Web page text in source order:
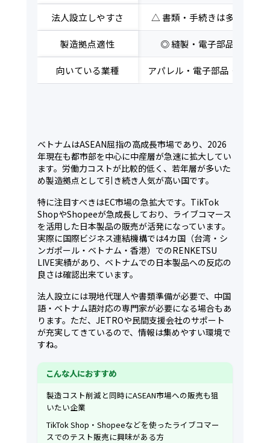
法人設立しやすさ △ 書類・手続きは多いが整
製造拠点適性 ◎ 縫製・電子部品・食品
向いている業種 アパレル・電子部品・化粧品
ベトナムはASEAN屈指の高成長市場であり、2026
年現在も都市部を中心に中産層が急速に拡大してい
ます。労働力コストが比較的低く、若年層が多いた
め製造拠点として引き続き人気が高い国です。
特に注目すべきはEC市場の急拡大です。TikTok
ShopやShopeeが急成長しており、ライブコマース
を活用した日本製品の販売が活発になっています。
実際に国際ビジネス連結機構では4カ国（台湾・シ
ンガポール・ベトナム・香港）でのRENKETSU
LIVE実績があり、ベトナムでの日本製品への反応の
良さは確認出来ています。
法人設立には現地代理人や書類準備が必要で、中国
語・ベトナム語対応の専門家が必要になる場合もあ
ります。ただ、JETROや民間支援会社のサポート
が充実してきているので、情報は集めやすい環境で
すね。
こんな人におすすめ
製造コスト削減と同時にASEAN市場への販売も狙
いたい企業
TikTok Shop・Shopeeなどを使ったライブコマー
スでのテスト販売に興味がある方